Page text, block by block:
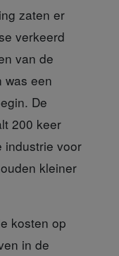
zaten er
verkeerd
van de
was een
De
200 keer
industrie voor
kleiner
kosten op
in de